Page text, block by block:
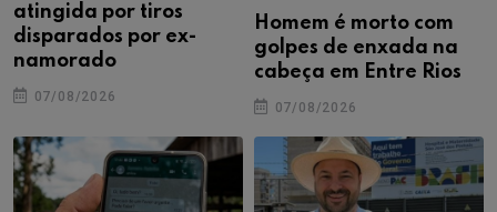
atingida por tiros
disparados por ex-
namorado
07/08/2026
Homem é morto com
golpes de enxada na
cabeça em Entre Rios
07/08/2026